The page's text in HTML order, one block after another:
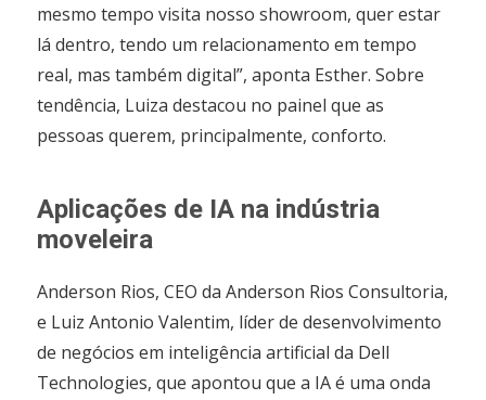
mesmo tempo visita nosso showroom, quer estar
lá dentro, tendo um relacionamento em tempo
real, mas também digital”, aponta Esther. Sobre
tendência, Luiza destacou no painel que as
pessoas querem, principalmente, conforto.
Aplicações de IA na indústria
moveleira
Anderson Rios, CEO da Anderson Rios Consultoria,
e Luiz Antonio Valentim, líder de desenvolvimento
de negócios em inteligência artificial da Dell
Technologies, que apontou que a IA é uma onda